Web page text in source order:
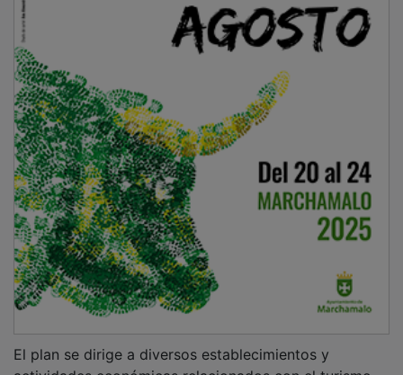
actividades económicas relacionados con el turismo